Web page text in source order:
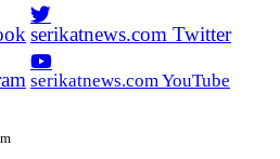
serikatnews.com Twitter
serikatnews.com YouTube